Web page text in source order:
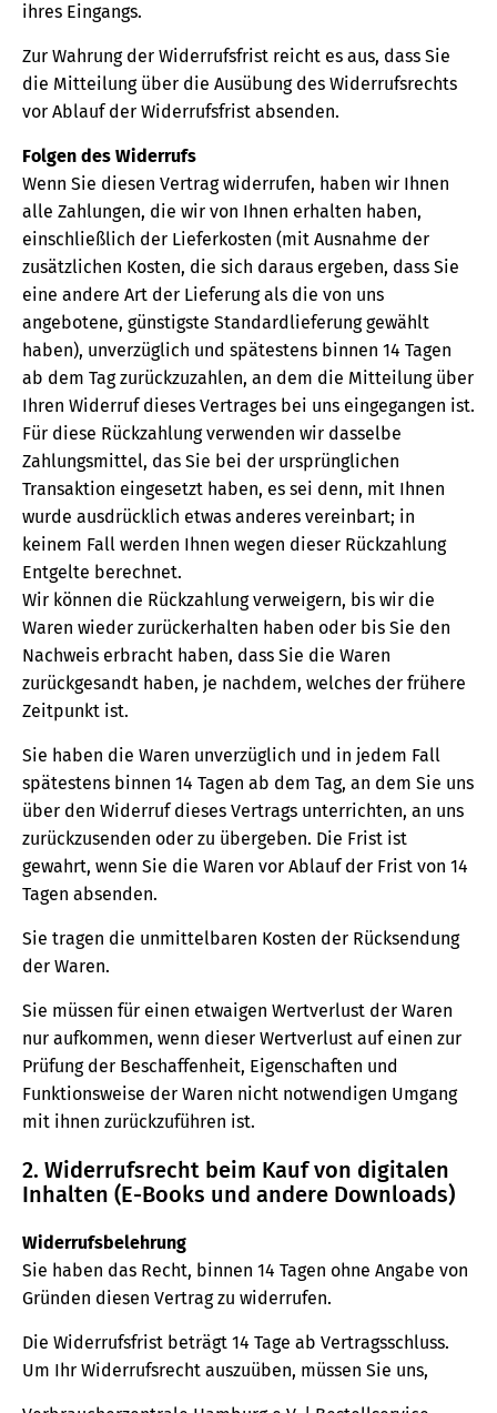
ihres Eingangs.
Zur Wahrung der Widerrufsfrist reicht es aus, dass Sie
die Mitteilung über die Ausübung des Widerrufsrechts
vor Ablauf der Widerrufsfrist absenden.
Folgen des Widerrufs
Wenn Sie diesen Vertrag widerrufen, haben wir Ihnen
alle Zahlungen, die wir von Ihnen erhalten haben,
einschließlich der Lieferkosten (mit Ausnahme der
zusätzlichen Kosten, die sich daraus ergeben, dass Sie
eine andere Art der Lieferung als die von uns
angebotene, günstigste Standardlieferung gewählt
haben), unverzüglich und spätestens binnen 14 Tagen
ab dem Tag zurückzuzahlen, an dem die Mitteilung über
Ihren Widerruf dieses Vertrages bei uns eingegangen ist.
Für diese Rückzahlung verwenden wir dasselbe
Zahlungsmittel, das Sie bei der ursprünglichen
Transaktion eingesetzt haben, es sei denn, mit Ihnen
wurde ausdrücklich etwas anderes vereinbart; in
keinem Fall werden Ihnen wegen dieser Rückzahlung
Entgelte berechnet.
Wir können die Rückzahlung verweigern, bis wir die
Waren wieder zurückerhalten haben oder bis Sie den
Nachweis erbracht haben, dass Sie die Waren
zurückgesandt haben, je nachdem, welches der frühere
Zeitpunkt ist.
Sie haben die Waren unverzüglich und in jedem Fall
spätestens binnen 14 Tagen ab dem Tag, an dem Sie uns
über den Widerruf dieses Vertrags unterrichten, an uns
zurückzusenden oder zu übergeben. Die Frist ist
gewahrt, wenn Sie die Waren vor Ablauf der Frist von 14
Tagen absenden.
Sie tragen die unmittelbaren Kosten der Rücksendung
der Waren.
Sie müssen für einen etwaigen Wertverlust der Waren
nur aufkommen, wenn dieser Wertverlust auf einen zur
Prüfung der Beschaffenheit, Eigenschaften und
Funktionsweise der Waren nicht notwendigen Umgang
mit ihnen zurückzuführen ist.
2. Widerrufsrecht beim Kauf von digitalen
Inhalten (E-Books und andere Downloads)
Widerrufsbelehrung
Sie haben das Recht, binnen 14 Tagen ohne Angabe von
Gründen diesen Vertrag zu widerrufen.
Die Widerrufsfrist beträgt 14 Tage ab Vertragsschluss.
Um Ihr Widerrufsrecht auszuüben, müssen Sie uns,